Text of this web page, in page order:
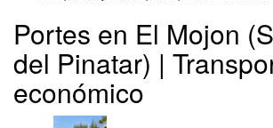
Portes en El Mojon
del Pinatar) |
económico